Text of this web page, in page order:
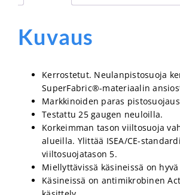
Kuvaus
Kerrostetut. Neulanpistosuoja
SuperFabric®-materiaalin
Markkinoiden paras
Testattu 25 gaugen neuloilla.
Korkeimman tason viiltosuoja
alueilla. Ylittää ISEA/CE-
viiltosuojatason 5.
Miellyttävissä käsineissä on
Käsineissä on antimikrobinen